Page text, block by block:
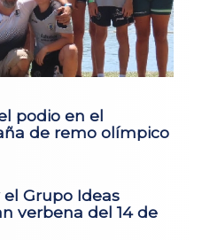
podio en el
de remo olímpico
Grupo Ideas
verbena del 14 de